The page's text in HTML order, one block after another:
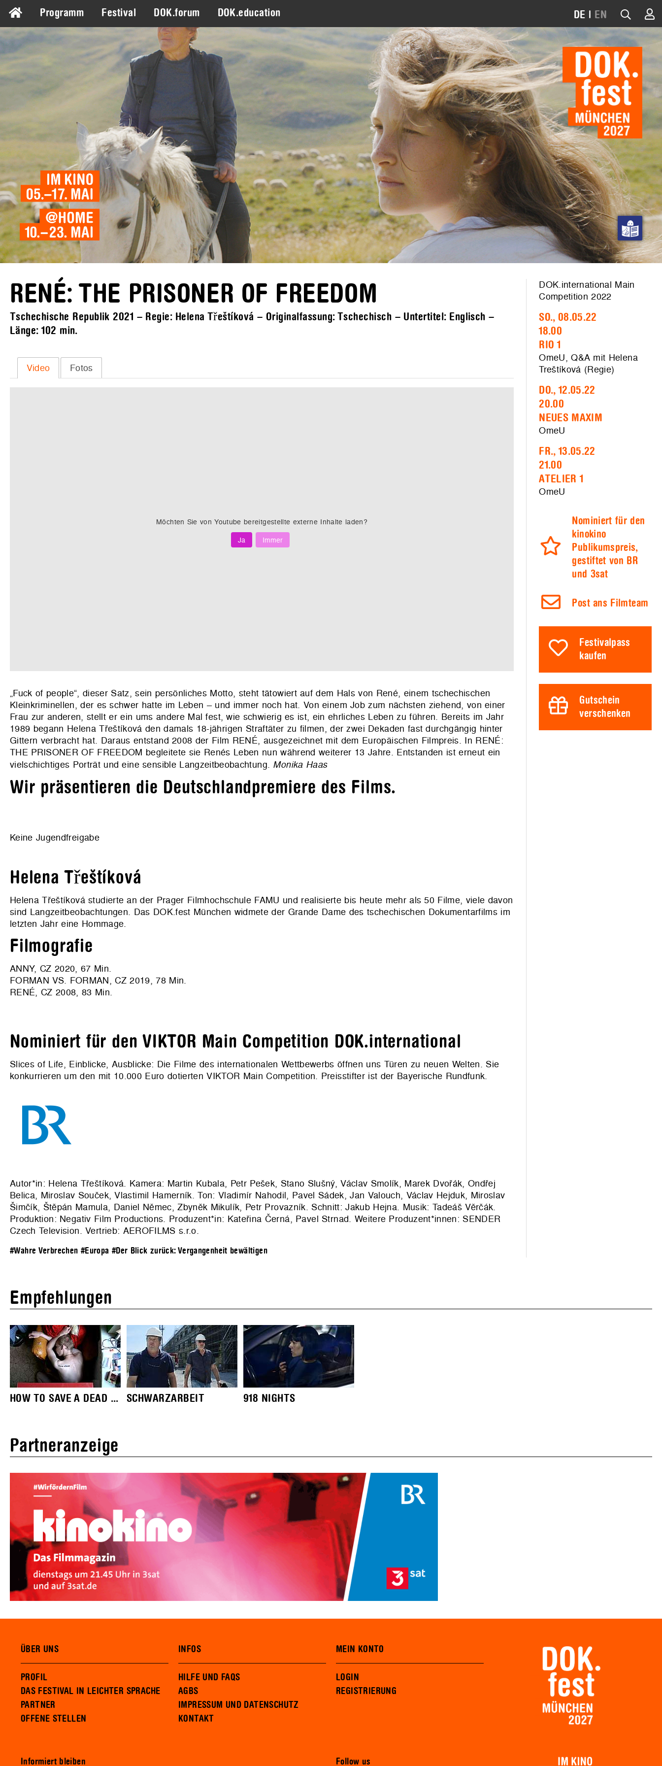
Programm Festival DOK.forum DOK.education DE | EN
RENÉ: THE PRISONER OF FREEDOM
Tschechische Republik 2021 – Regie: Helena Třeštíková – Originalfassung: Tschechisch – Untertitel: Englisch –
Länge:102 min.
Video Fotos
Möchten Sie vonYoutube bereitgestellte externe Inhalte laden?
Ja
Immer
„Fuck of people“, dieser Satz, sein persönliches Motto, steht tätowiert auf dem Hals von René, einem tschechischen
Kleinkriminellen, der es schwer hatte im Leben – und immer noch hat. Von einem Job zum nächsten ziehend, von einer
Frau zur anderen, stellt er ein ums andere Mal fest, wie schwierig es ist, ein ehrliches Leben zu führen. Bereits im Jahr
1989 begann Helena Třeštíková den damals 18-jährigen Straftäter zu filmen, der zwei Dekaden fast durchgängig hinter
Gittern verbracht hat. Daraus entstand 2008 der Film RENÉ, ausgezeichnet mit dem Europäischen Filmpreis. In RENÉ:
THE PRISONER OF FREEDOM begleitete sie Renés Leben nun während weiterer 13 Jahre. Entstanden ist erneut ein
vielschichtiges Porträt und eine sensible Langzeitbeobachtung. Monika Haas
Wir präsentieren die Deutschlandpremiere des Films.
Keine Jugendfreigabe
Helena Třeštíková
Helena Třeštíková studierte an der Prager Filmhochschule FAMU und realisierte bis heute mehr als 50 Filme, viele davon
sind Langzeitbeobachtungen. Das DOK.fest München widmete der Grande Dame des tschechischen Dokumentarfilms im
letzten Jahr eine Hommage.
Filmografie
ANNY, CZ 2020, 67 Min.
FORMAN VS. FORMAN, CZ 2019, 78 Min.
RENÉ, CZ 2008, 83 Min.
Nominiert für den VIKTOR Main Competition DOK.international
Slices of Life, Einblicke, Ausblicke: Die Filme des internationalen Wettbewerbs öffnen uns Türen zu neuen Welten. Sie
konkurrieren um den mit 10.000 Euro dotierten VIKTOR Main Competition. Preisstifter ist der Bayerische Rundfunk.
Autor*in: Helena Třeštíková. Kamera: Martin Kubala, Petr Pešek, Stano Slušný, Václav Smolík, Marek Dvořák, Ondřej
Belica, Miroslav Souček, Vlastimil Hamerník. Ton: Vladimír Nahodil, Pavel Sádek, Jan Valouch, Václav Hejduk, Miroslav
Šimčík, Štěpán Mamula, Daniel Němec, Zbyněk Mikulík, Petr Provazník. Schnitt: Jakub Hejna. Musik: Tadeáš Věrčák.
Produktion: Negativ Film Productions. Produzent*in: Kateřina Černá, Pavel Strnad. Weitere Produzent*innen: SENDER
Czech Television. Vertrieb: AEROFILMS s.r.o.
#Wahre Verbrechen #Europa #Der Blick zurück: Vergangenheit bewältigen
DOK.international Main
Competition 2022
SO., 08.05.22
18.00
RIO 1
OmeU, Q&A mit Helena
Treštíková (Regie)
DO., 12.05.22
20.00
NEUES MAXIM
OmeU
FR., 13.05.22
21.00
ATELIER 1
OmeU
Nominiert für den
kinokino
Publikumspreis,
gestiftet von BR
und 3sat
Post ans Filmteam
Festivalpass
kaufen
Gutschein
verschenken
Empfehlungen
HOW TO SAVE A DEAD ... SCHWARZARBEIT 918 NIGHTS
Partneranzeige
ÜBER UNS
PROFIL
DAS FESTIVAL IN LEICHTER SPRACHE
PARTNER
OFFENE STELLEN
INFOS
HILFE UND FAQS
AGBS
IMPRESSUM UND DATENSCHUTZ
KONTAKT
MEIN KONTO
LOGIN
REGISTRIERUNG
Informiert bleiben Follow us